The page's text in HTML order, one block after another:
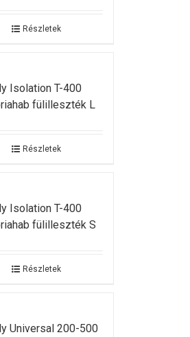
Részletek
Isolation T-400
fülilleszték L
Részletek
Isolation T-400
fülilleszték S
Részletek
Universal 200-500